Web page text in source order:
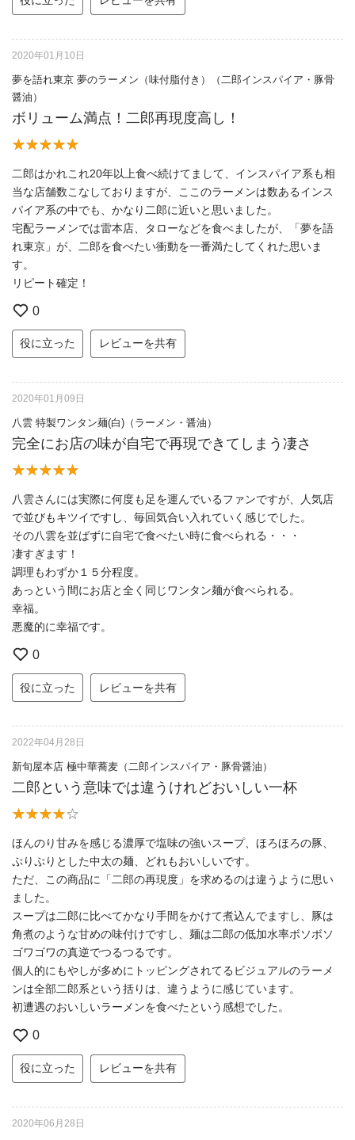
2020年01月10日
夢を語れ東京 夢のラーメン（味付脂付き）（二郎インスパイア・豚骨
醤油）
ボリューム満点！二郎再現度高し！
二郎はかれこれ20年以上食べ続けてまして、インスパイア系も相
当な店舗数こなしておりますが、ここのラーメンは数あるインス
パイア系の中でも、かなり二郎に近いと思いました。
宅配ラーメンでは雷本店、タローなどを食べましたが、「夢を語
れ東京」が、二郎を食べたい衝動を一番満たしてくれた思いま
す。
リピート確定！
0
役に立った レビューを共有
2020年01月09日
八雲 特製ワンタン麺(白)（ラーメン・醤油）
完全にお店の味が自宅で再現できてしまう凄さ
八雲さんには実際に何度も足を運んでいるファンですが、人気店
で並びもキツイですし、毎回気合い入れていく感じでした。
その八雲を並ばずに自宅で食べたい時に食べられる・・・
凄すぎます！
調理もわずか１５分程度。
あっという間にお店と全く同じワンタン麺が食べられる。
幸福。
悪魔的に幸福です。
0
役に立った レビューを共有
2022年04月28日
新旬屋本店 極中華蕎麦（二郎インスパイア・豚骨醤油）
二郎という意味では違うけれどおいしい一杯
ほんのり甘みを感じる濃厚で塩味の強いスープ、ほろほろの豚、
ぷりぷりとした中太の麺、どれもおいしいです。
ただ、この商品に「二郎の再現度」を求めるのは違うように思い
ました。
スープは二郎に比べてかなり手間をかけて煮込んでますし、豚は
角煮のような甘めの味付けですし、麺は二郎の低加水率ボソボソ
ゴワゴワの真逆でつるつるです。
個人的にもやしが多めにトッピングされてるビジュアルのラーメ
ンは全部二郎系という括りは、違うように感じています。
初遭遇のおいしいラーメンを食べたという感想でした。
0
役に立った レビューを共有
2020年06月28日